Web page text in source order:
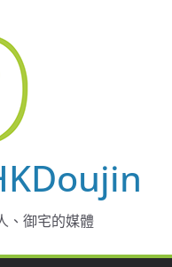
、御宅的媒體